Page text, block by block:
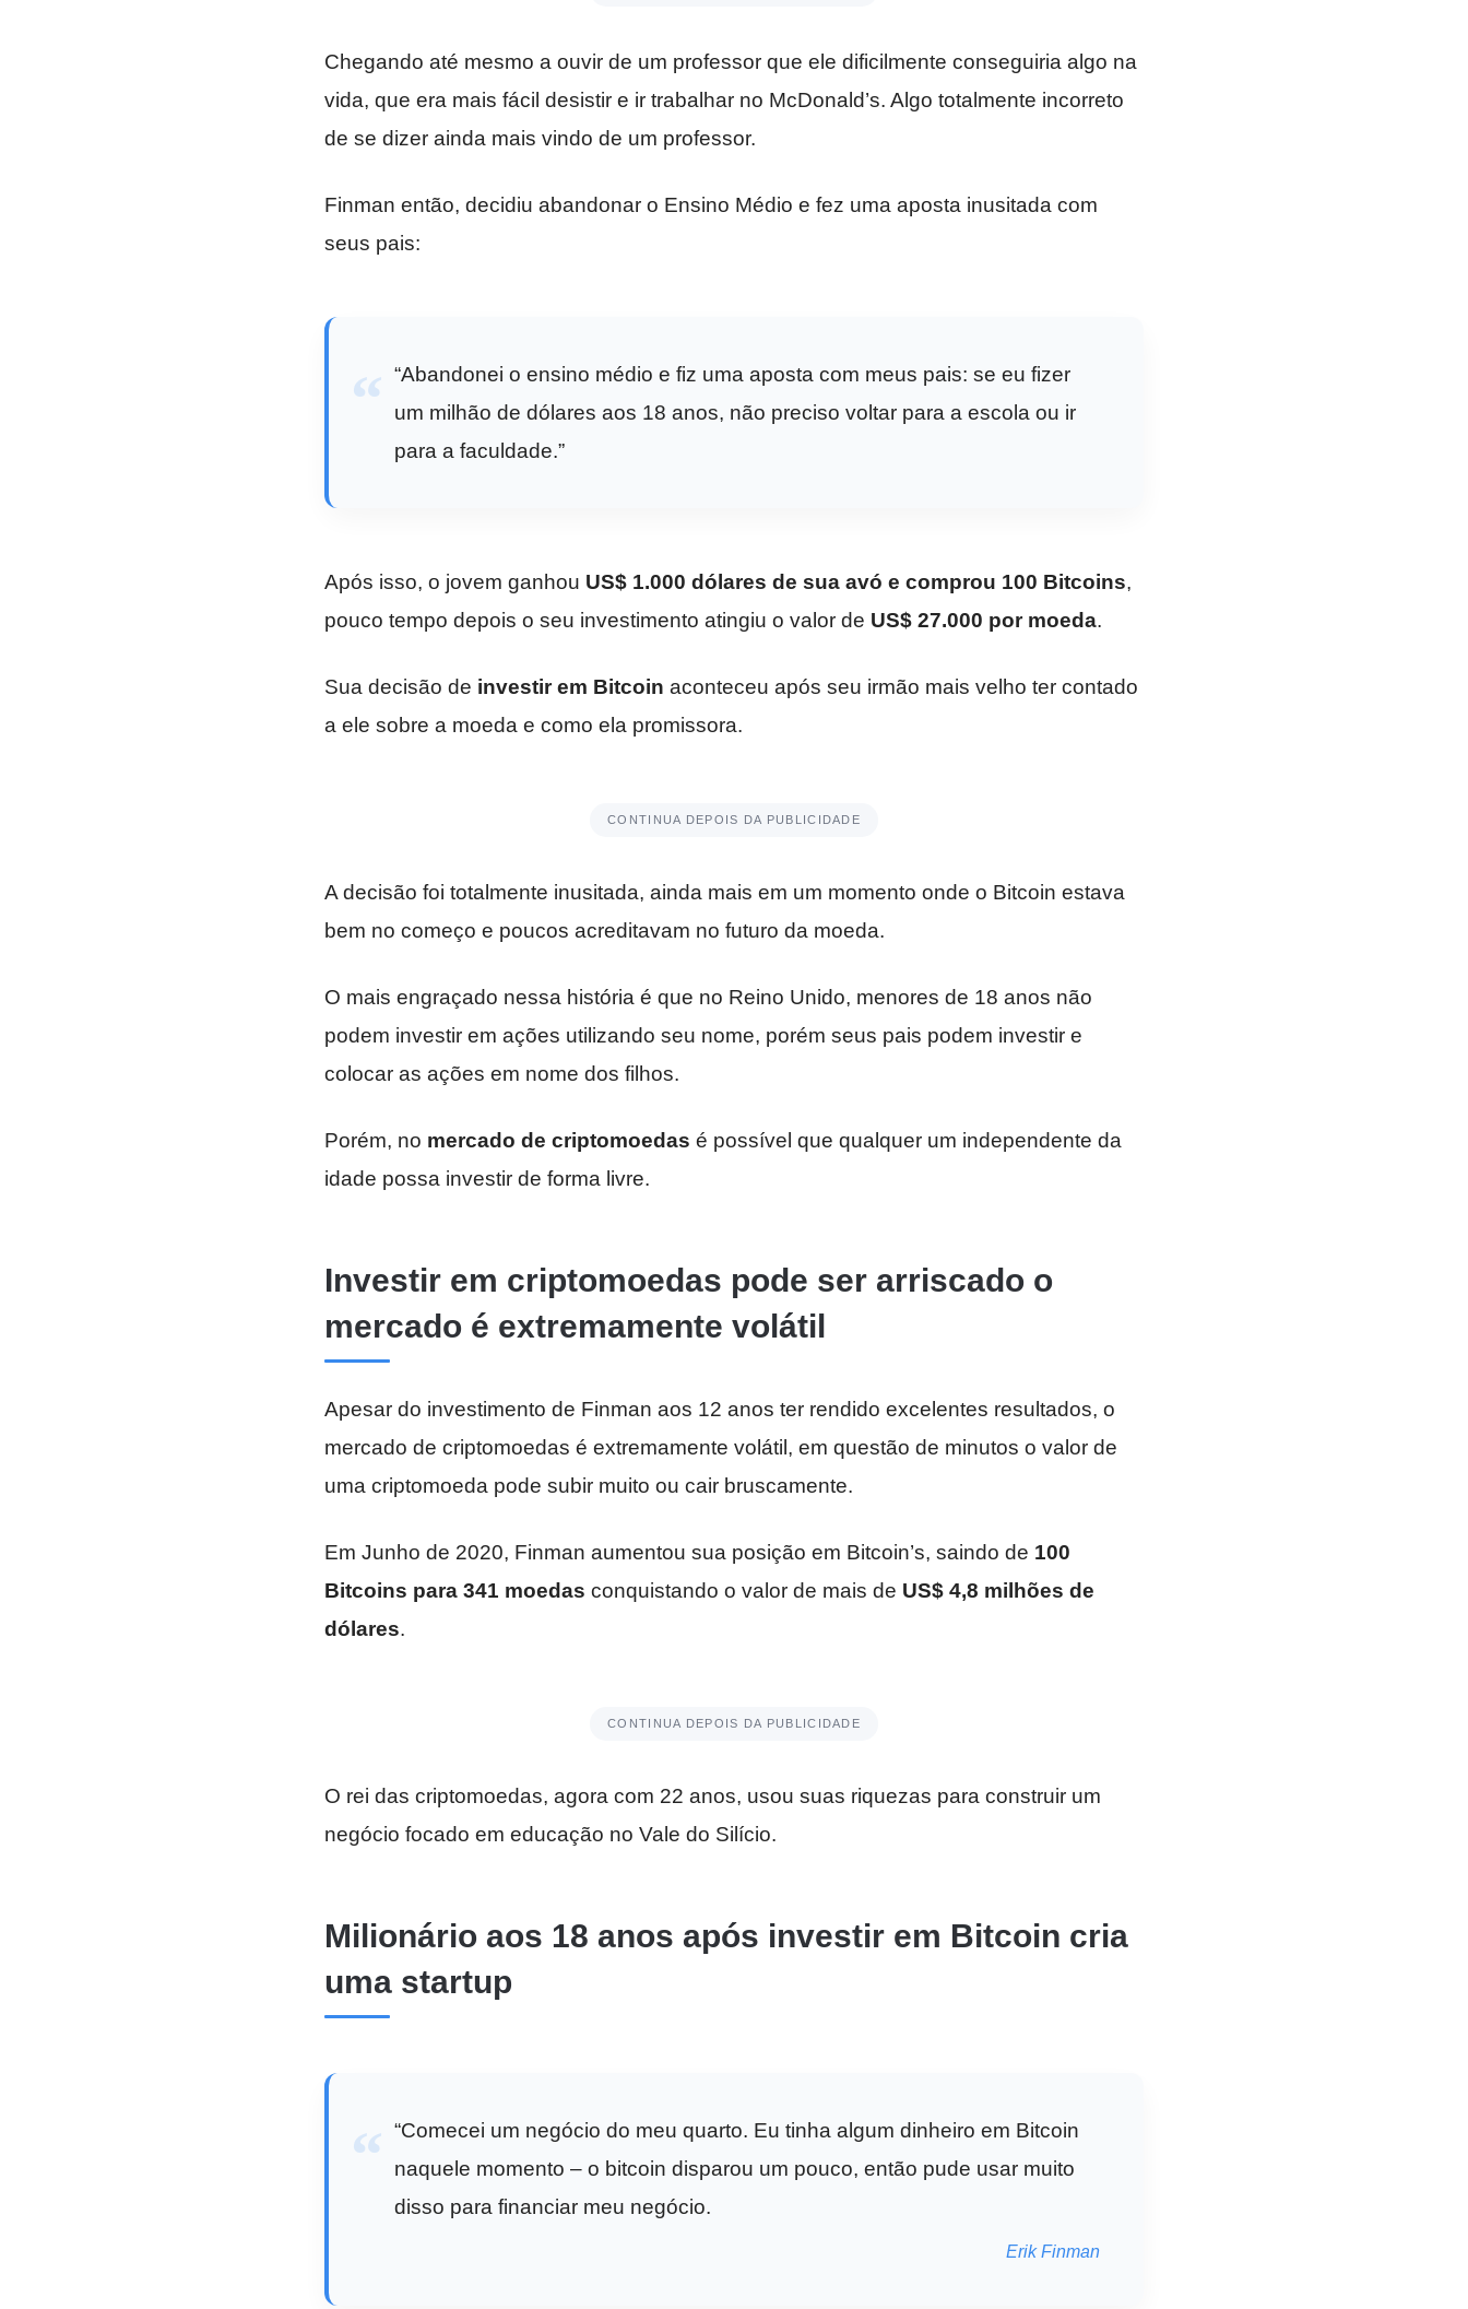
Chegando até mesmo a ouvir de um professor que ele dificilmente conseguiria algo na
vida, que era mais fácil desistir e ir trabalhar no McDonald’s. Algo totalmente incorreto
de se dizer ainda mais vindo de um professor.
Finman então, decidiu abandonar o Ensino Médio e fez uma aposta inusitada com
seus pais:
“Abandonei o ensino médio e fiz uma aposta com meus pais: se eu fizer
um milhão de dólares aos 18 anos, não preciso voltar para a escola ou ir
para a faculdade.”
Após isso, o jovem ganhou US$ 1.000 dólares de sua avó e comprou 100 Bitcoins,
pouco tempo depois o seu investimento atingiu o valor de US$ 27.000 por moeda.
Sua decisão de investir em Bitcoin aconteceu após seu irmão mais velho ter contado
a ele sobre a moeda e como ela promissora.
CONTINUA DEPOIS DA PUBLICIDADE
A decisão foi totalmente inusitada, ainda mais em um momento onde o Bitcoin estava
bem no começo e poucos acreditavam no futuro da moeda.
O mais engraçado nessa história é que no Reino Unido, menores de 18 anos não
podem investir em ações utilizando seu nome, porém seus pais podem investir e
colocar as ações em nome dos filhos.
Porém, no mercado de criptomoedas é possível que qualquer um independente da
idade possa investir de forma livre.
Investir em criptomoedas pode ser arriscado o
mercado é extremamente volátil
Apesar do investimento de Finman aos 12 anos ter rendido excelentes resultados, o
mercado de criptomoedas é extremamente volátil, em questão de minutos o valor de
uma criptomoeda pode subir muito ou cair bruscamente.
Em Junho de 2020, Finman aumentou sua posição em Bitcoin’s, saindo de 100
Bitcoins para 341 moedas conquistando o valor de mais de US$ 4,8 milhões de
dólares.
CONTINUA DEPOIS DA PUBLICIDADE
O rei das criptomoedas, agora com 22 anos, usou suas riquezas para construir um
negócio focado em educação no Vale do Silício.
Milionário aos 18 anos após investir em Bitcoin cria
uma startup
“Comecei um negócio do meu quarto. Eu tinha algum dinheiro em Bitcoin
naquele momento – o bitcoin disparou um pouco, então pude usar muito
disso para financiar meu negócio.
Erik Finman